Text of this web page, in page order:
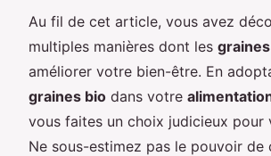
Au fil de cet article, vous avez
multiples manières dont les
améliorer votre bien-être. En
graines bio dans votre
vous faites un choix judicieux pour
Ne sous-estimez pas le pouvoir de